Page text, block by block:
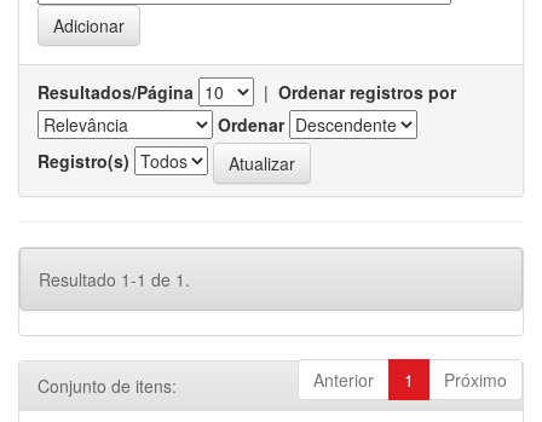
Resultados/Página | Ordenar registros por
Ordenar
Registro(s)
Resultado 1-1 de 1.
Anterior 1 Próximo
Conjunto de itens: